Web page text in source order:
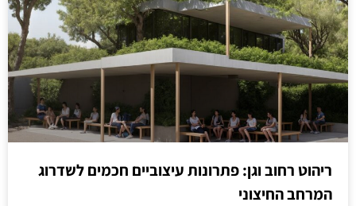
ריהוט רחוב וגן: פתרונות עיצוביים חכמים לשדרוג
המרחב החיצוני